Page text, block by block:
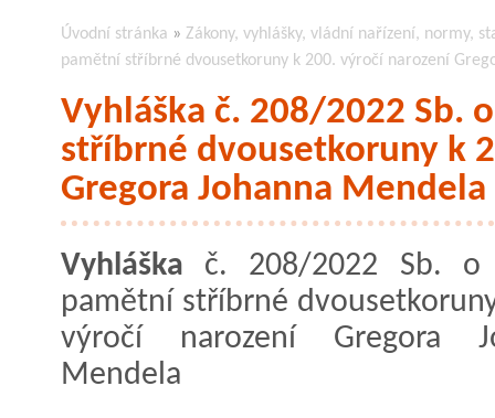
Úvodní stránka » Zákony, vyhlášky, vládní nařízení, normy,
pamětní stříbrné dvousetkoruny k 200. výročí narození
Vyhláška č. 208/2022 Sb.
stříbrné dvousetkoruny k
Gregora Johanna Mendela
Vyhláška č. 208/2022 Sb. o
pamětní stříbrné
výročí narození Gregora
Mendela